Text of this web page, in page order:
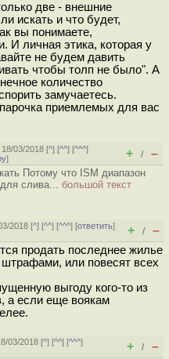
две - внешние
искать и что будет,
вы понимаете,
И личная этика, которая у
не будем давить
чтобы толп не было". А
количество
замучаетесь.
приемлемых для вас
03/2018 [^] [^^] [^^^]
] + / –
Потому что ISM диапазон
слива... большой текст
2018 [^] [^^] [^^^] [ответить]
+ / –
продать последнее жилье
или повесят всех
выгоду кого-то из
а если еще воякам
03/2018 [^] [^^] [^^^]
+ / –